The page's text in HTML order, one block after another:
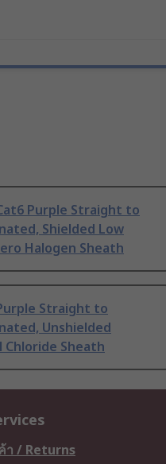
Purple Straight to
Shielded Low
Halogen Sheath
Straight to
Unshielded
Chloride Sheath
า / Returns